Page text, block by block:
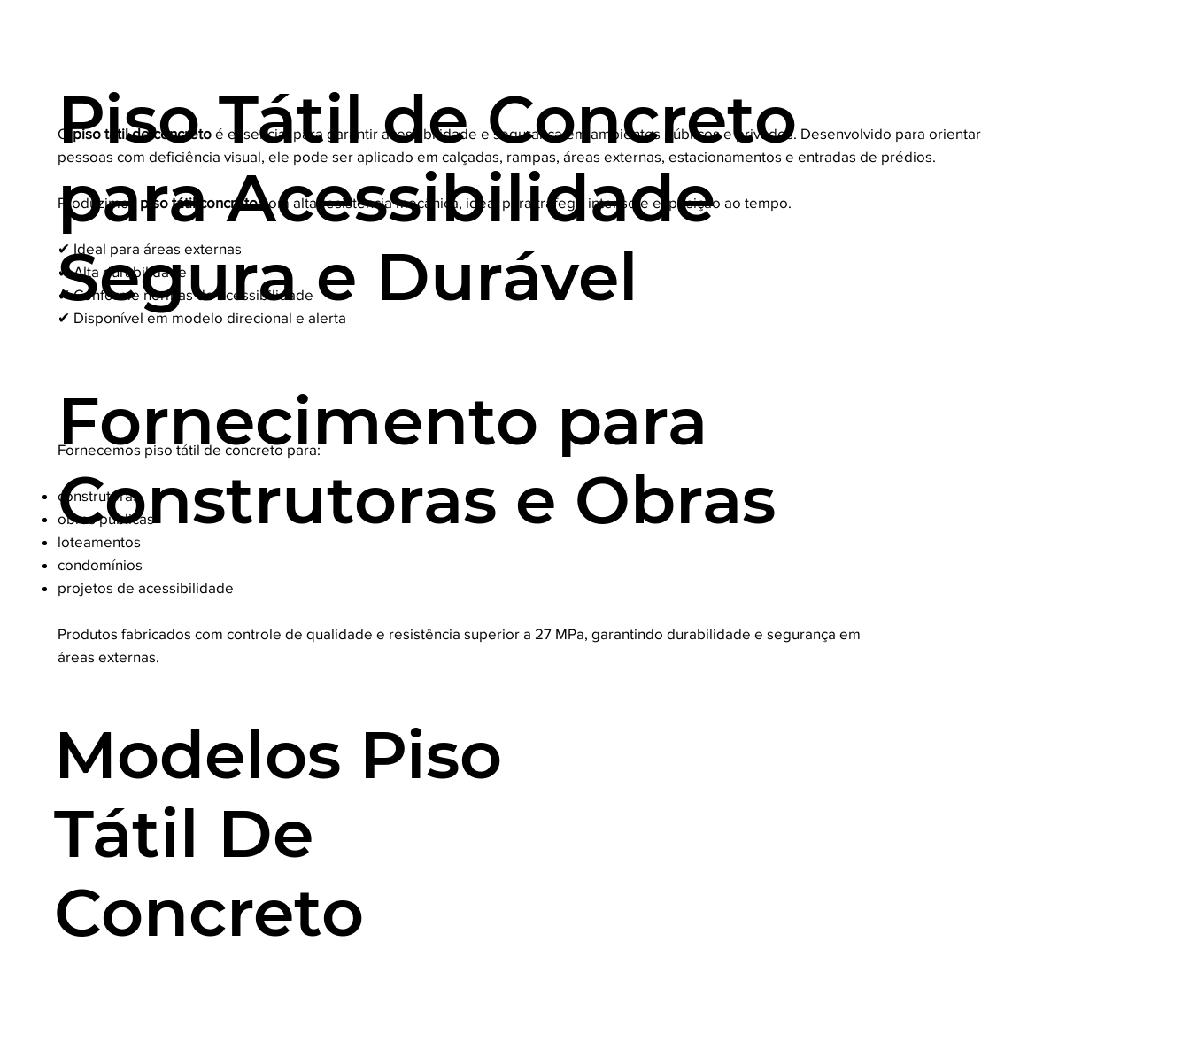
Piso Tátil de Concreto
para Acessibilidade
Segura e Durável
Opiso tátil de concretoé essencial para garantir acessibilidade e segurança em ambientes públicos e privados. Desenvolvido para orientar
pessoas com deficiência visual, ele pode ser aplicado em calçadas, rampas, áreas externas, estacionamentos e entradas de prédios.
Produzimos piso tátil concretocom alta resistência mecânica, ideal para tráfego intenso e exposição ao tempo.
✔ Ideal para áreas externas
✔ Alta durabilidade
✔ Conforme normas de acessibilidade
✔ Disponível em modelo direcional e alerta
Fornecimento para
Construtoras e Obras
Fornecemos piso tátil de concreto para:
construtoras
obras públicas
loteamentos
condomínios
projetos de acessibilidade
Produtos fabricados com controle de qualidade e resistência superior a 27 MPa, garantindo durabilidade e segurança em
áreas externas.
Modelos Piso
Tátil De
Concreto